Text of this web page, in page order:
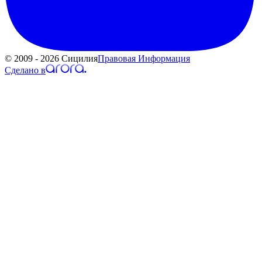
© 2009 - 2026 СицилияПравовая Информация
Сделано в